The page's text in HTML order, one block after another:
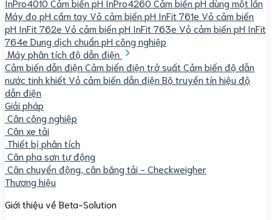
InPro4010 Cảm biến pH InPro4260 Cảm biến pH dùng một lần
Máy đo pH cầm tay Vỏ cảm biến pH InFit 761e Vỏ cảm biến
pH InFit 762e Vỏ cảm biến pH InFit 763e Vỏ cảm biến pH InFit
764e Dung dịch chuẩn pH công nghiệp
Máy phân tích độ dẫn điện
Cảm biến dẫn điện Cảm biến điện trở suất Cảm biến độ dẫn
nước tinh khiết Vỏ cảm biến dẫn điện Bộ truyền tín hiệu độ
dẫn điện
Giải pháp
Cân công nghiệp
Cân xe tải
Thiết bị phân tích
Cân pha sơn tự động
Cân chuyển động, cân băng tải - Checkweigher
Thương hiệu
Giới thiệu về Beta-Solution